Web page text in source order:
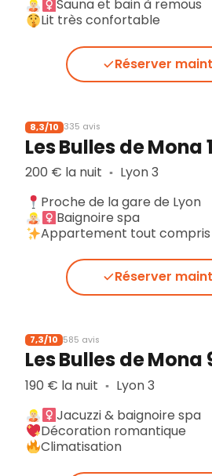
Sauna et bain à remous
Lit très confortable
Réserver
8,3/10 335 avis
Les Bulles de Mona
200 € la nuit ▪︎ Lyon 3
Proche de la gare de Lyon
Baignoire spa
Appartement tout compris
Réserver
7,3/10 585 avis
Les Bulles de Mona
190 € la nuit ▪︎ Lyon 3
Jacuzzi & baignoire spa
Décoration romantique
Climatisation